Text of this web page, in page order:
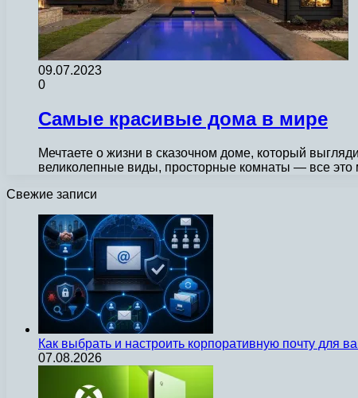
09.07.2023
0
Самые красивые дома в мире
Мечтаете о жизни в сказочном доме, который
великолепные виды, просторные комнаты — все
Свежие записи
Как выбрать и настроить корпоративную почту для
07.08.2026